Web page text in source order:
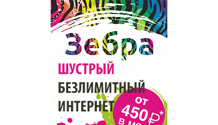
Торговля
Бизнес и финансы
Популярное →